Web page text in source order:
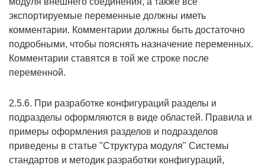
экспортируемые переменные должны иметь
комментарии. Комментарии должны быть достаточно
подробными, чтобы пояснять назначение переменных.
Комментарии ставятся в той же строке после
переменной.
2.5.6. При разработке конфигураций разделы и
подразделы оформляются в виде областей. Правила и
примеры оформления разделов и подразделов
приведены в статье "Структура модуля" Системы
стандартов и методик разработки конфигураций,